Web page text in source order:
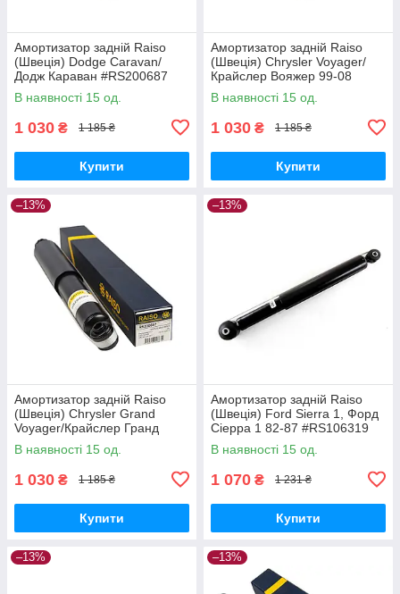
Амортизатор задній Raiso
(Швеція) Dodge Caravan/
Додж Караван #RS200687
UAKHNFL17
В наявності 15 од.
1 030 ₴ 1 185 ₴
Купити
Амортизатор задній Raiso
(Швеція) Chrysler Voyager/
Крайслер Вояжер 99-08
#RS200687 UANWSFO17
В наявності 15 од.
1 030 ₴ 1 185 ₴
Купити
–13%
Амортизатор задній Raiso
(Швеція) Chrysler Grand
Voyager/Крайслер Гранд
Вояжер 99-08 #RS200687
UANWSFO17
В наявності 15 од.
1 030 ₴ 1 185 ₴
Купити
–13%
Амортизатор задній Raiso
(Швеція) Ford Sierra 1, Форд
Сіерра 1 82-87 #RS106319
UACXWPA17
В наявності 15 од.
1 070 ₴ 1 231 ₴
Купити
–13% –13%